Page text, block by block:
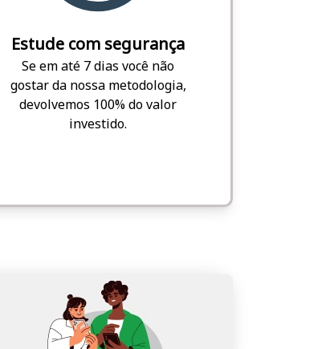
Estude com segurança
Se em até 7 dias você não
gostar da nossa metodologia,
devolvemos 100% do valor
investido.